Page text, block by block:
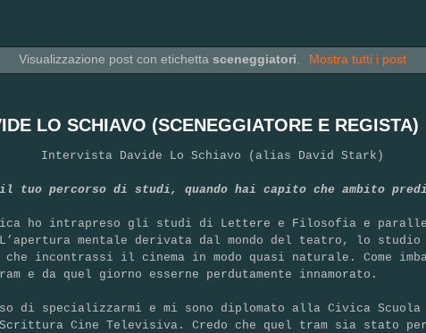
Visualizzazione post con etichettasceneggiatori. Mostra tutti i post
LO SCHIAVO (SCENEGGIATORE E REGISTA)
Intervista Davide Lo Schiavo (alias David Stark)
il tuo percorso di studi, quando hai capito che ambito
ho intrapreso gli studi di Lettere e Filosofia e
mentale derivata dal mondo del teatro, lo
incontrassi il cinema in modo quasi naturale. Come
e da quel giorno esserne perdutamente innamorato.
di specializzarmi e mi sono diplomato alla Civica Scuola
Cine Televisiva. Credo che quel tram sia stato